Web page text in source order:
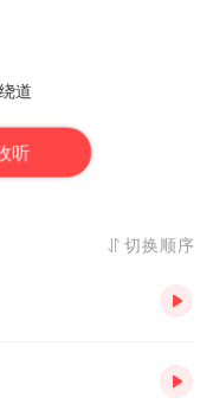
道
听
切换顺序